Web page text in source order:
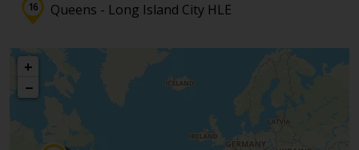
Queens - Long Island City HLE
+
−